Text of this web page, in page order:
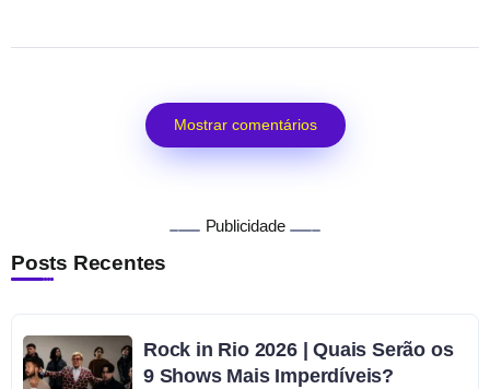
Mostrar comentários
Publicidade
Posts Recentes
Rock in Rio 2026 | Quais Serão os
9 Shows Mais Imperdíveis?